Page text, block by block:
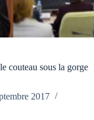
couteau sous la gorge
2017